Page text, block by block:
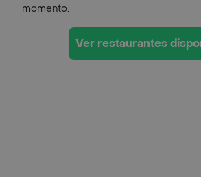
momento.
Ver restaurantes